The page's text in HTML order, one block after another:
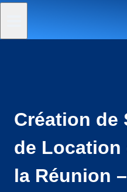
Création de
de Location
la Réunion